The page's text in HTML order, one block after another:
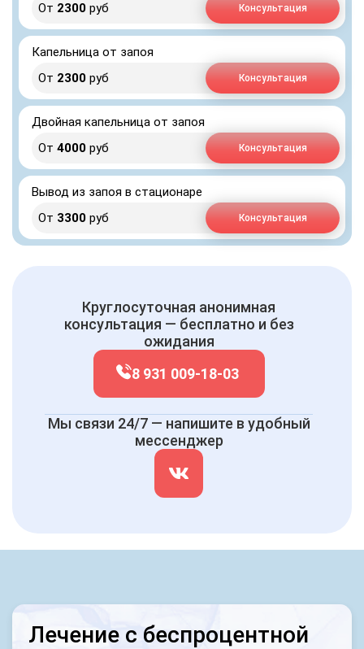
От 2300 руб Консультация
Капельница от запоя
От 2300 руб Консультация
Двойная капельница от запоя
От 4000 руб Консультация
Вывод из запоя в стационаре
От 3300 руб Консультация
Круглосуточная анонимная
консультация — бесплатно и без
ожидания
8 931 009-18-03
Мы связи 24/7 — напишите в удобный
мессенджер
Лечение с беспроцентной